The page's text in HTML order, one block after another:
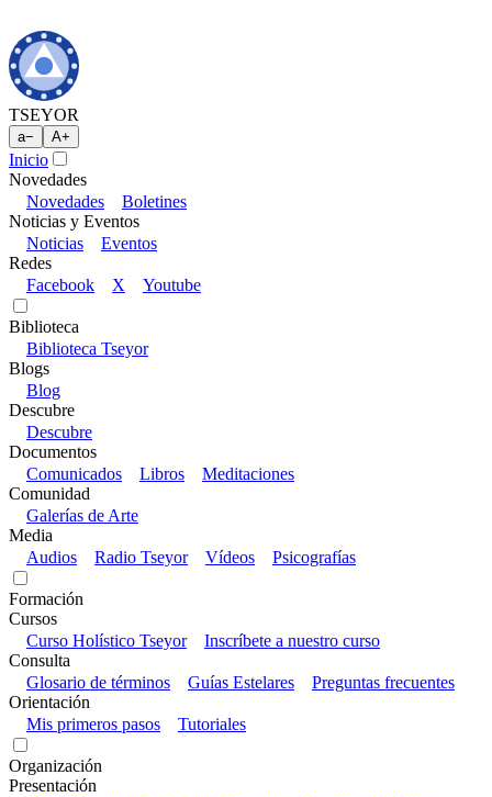
TSEYOR
a− A+
Inicio
Novedades
Novedades
Boletines
Noticias y Eventos
Noticias
Eventos
Redes
Facebook
X Youtube
Biblioteca
Biblioteca Tseyor
Blogs
Blog
Descubre
Descubre
Documentos
Comunicados
Libros
Meditaciones
Comunidad
Galerías de Arte
Media
Audios
Radio Tseyor Vídeos Psicografías
Formación
Cursos
Curso Holístico Tseyor
Inscríbete a nuestro curso
Consulta
Glosario de términos
Guías Estelares
Preguntas frecuentes
Orientación
Mis primeros pasos
Tutoriales
Organización
Presentación